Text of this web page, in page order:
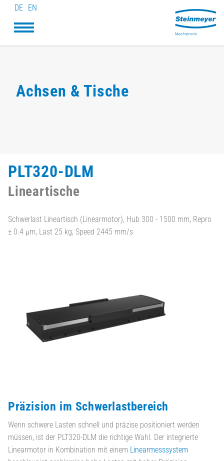
DE EN
Achsen & Tische
PLT320-DLM
Lineartische
Schwerlast Lineartisch (Linearmotor), Hub 300 - 1500 mm, Repro
± 0.4 µm, Last 25 kg, Speed 2445 mm/s
Präzision im Schwerlastbereich
Wenn schwere Lasten schnell und präzise positioniert werden
müssen, ist der PLT320-DLM die richtige Wahl. Der integrierte
Linearmotor in Kombination mit einem Linearmesssystem